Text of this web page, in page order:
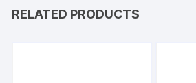
RELATED PRODUCTS